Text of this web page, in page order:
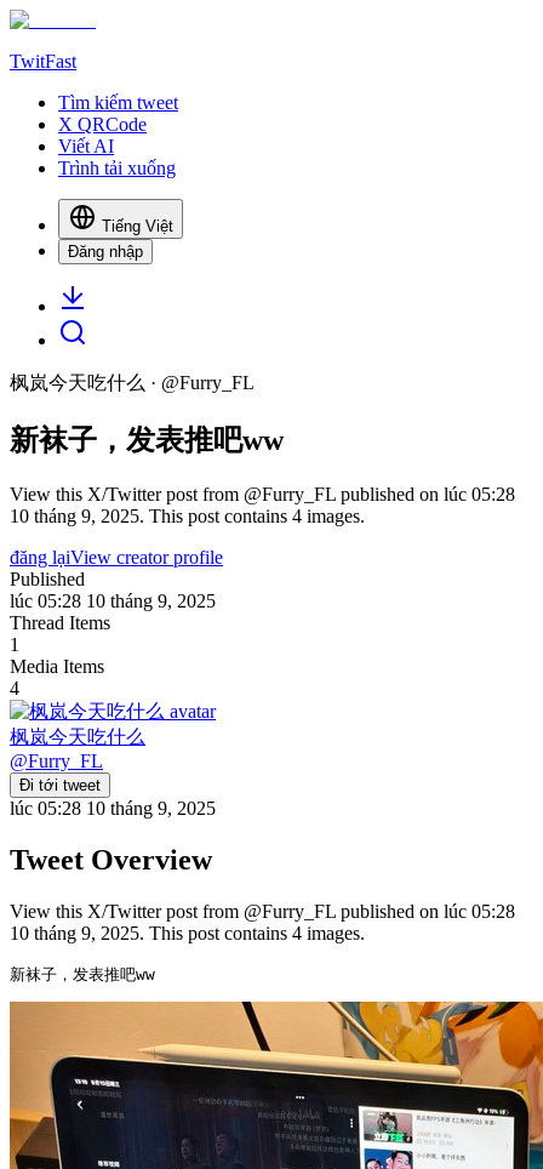
TwitFast
Tìm kiếm tweet
X QRCode
Viết AI
Trình tải xuống
Tiếng Việt
Đăng nhập
枫岚今天吃什么 · @Furry_FL
新袜子，发表推吧ww
View this X/Twitter post from @Furry_FL published on lúc 05:28
10 tháng 9, 2025. This post contains 4 images.
đăng lạiView creator profile
Published
lúc 05:28 10 tháng 9, 2025
Thread Items
1
Media Items
4
枫岚今天吃什么
@Furry_FL
Đi tới tweet
lúc 05:28 10 tháng 9, 2025
Tweet Overview
View this X/Twitter post from @Furry_FL published on lúc 05:28
10 tháng 9, 2025. This post contains 4 images.
新袜子，发表推吧ww